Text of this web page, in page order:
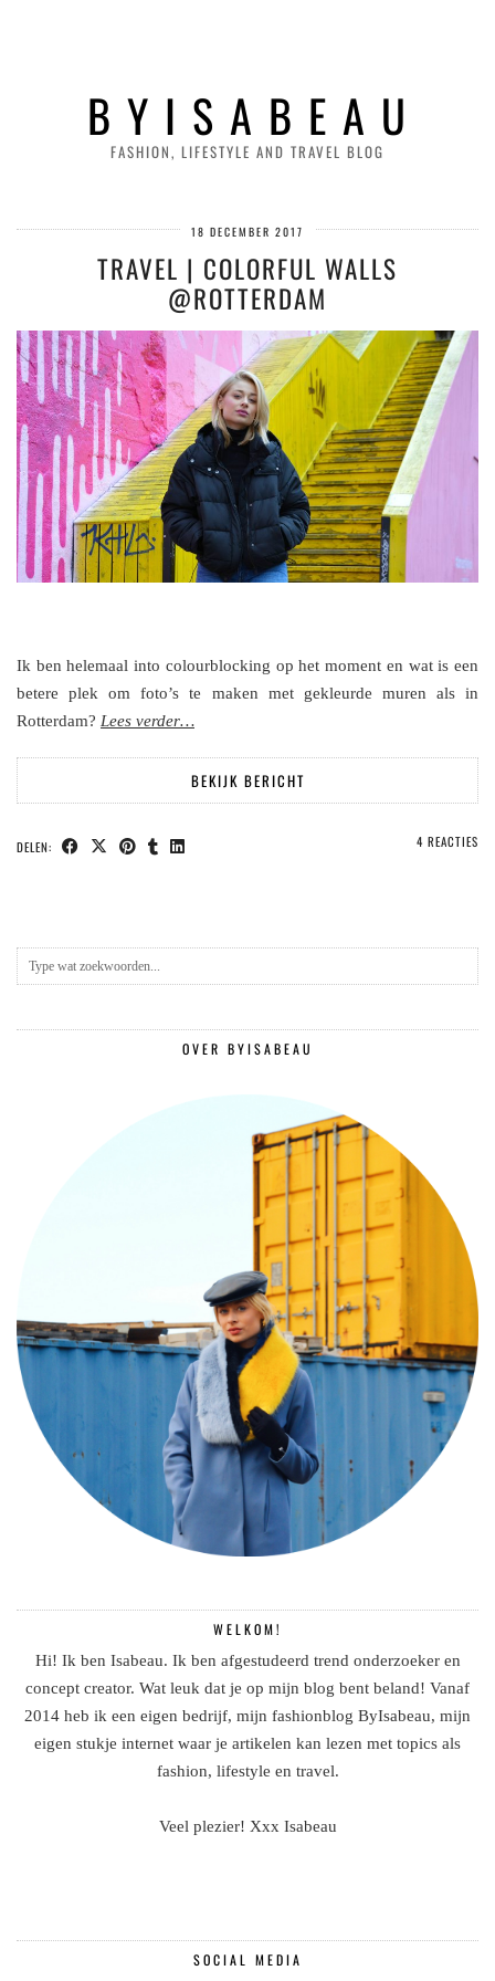
B Y I S A B E A U
FASHION, LIFESTYLE AND TRAVEL BLOG
18 DECEMBER 2017
TRAVEL | COLORFUL WALLS
@ROTTERDAM
Ik ben helemaal into colourblocking op het moment en wat is een
betere plek om foto’s te maken met gekleurde muren als in
Rotterdam? Lees verder…
BEKIJK BERICHT
DELEN: 4 REACTIES
OVER BYISABEAU
WELKOM!
Hi! Ik ben Isabeau. Ik ben afgestudeerd trend onderzoeker en
concept creator. Wat leuk dat je op mijn blog bent beland! Vanaf
2014 heb ik een eigen bedrijf, mijn fashionblog ByIsabeau, mijn
eigen stukje internet waar je artikelen kan lezen met topics als
fashion, lifestyle en travel.
Veel plezier! Xxx Isabeau
SOCIAL MEDIA